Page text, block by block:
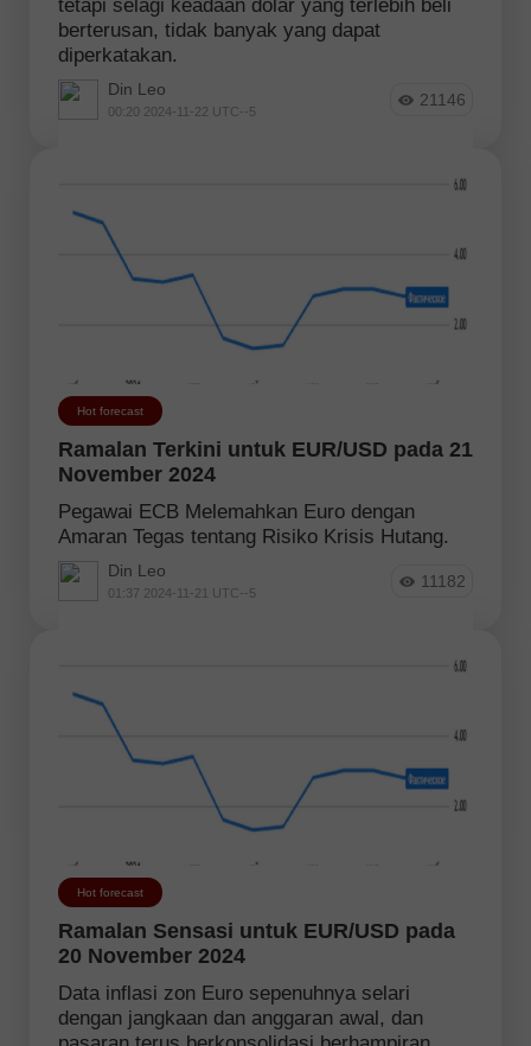
tetapi selagi keadaan dolar yang terlebih beli
berterusan, tidak banyak yang dapat
diperkatakan.
Din Leo
00:20 2024-11-22 UTC--5
21146
Hot forecast
Ramalan Terkini untuk EUR/USD pada 21
November 2024
Pegawai ECB Melemahkan Euro dengan
Amaran Tegas tentang Risiko Krisis Hutang.
Din Leo
01:37 2024-11-21 UTC--5
11182
Hot forecast
Ramalan Sensasi untuk EUR/USD pada
20 November 2024
Data inflasi zon Euro sepenuhnya selari
dengan jangkaan dan anggaran awal, dan